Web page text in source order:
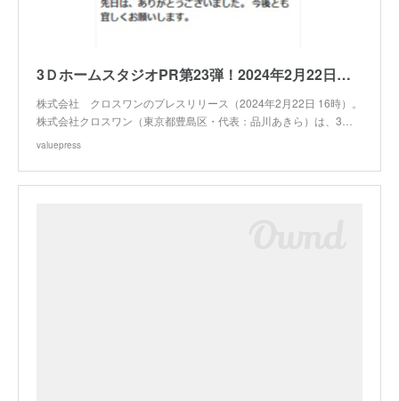
3ＤホームスタジオPR第23弾！2024年2月22日「女性起業家のInstagramインフルエンサー」とコラボ
株式会社 クロスワンのプレスリリース（2024年2月22日 16時）。
株式会社クロスワン（東京都豊島区・代表：品川あきら）は、3…
valuepress